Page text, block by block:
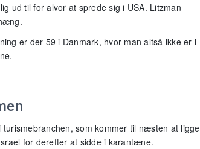
ud til for alvor at sprede sig i USA. Litzman
er der 59 i Danmark, hvor man altså ikke er i
som kommer til næsten at ligge
for derefter at sidde i karantæne.